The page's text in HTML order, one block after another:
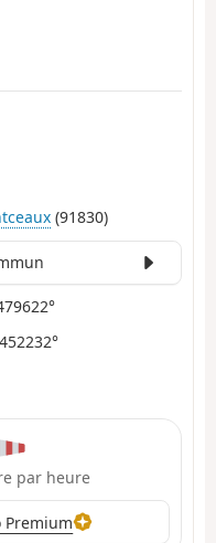
(91830)
par heure
Premium